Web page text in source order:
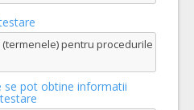
pentru procedurile
se pot obtine informatii